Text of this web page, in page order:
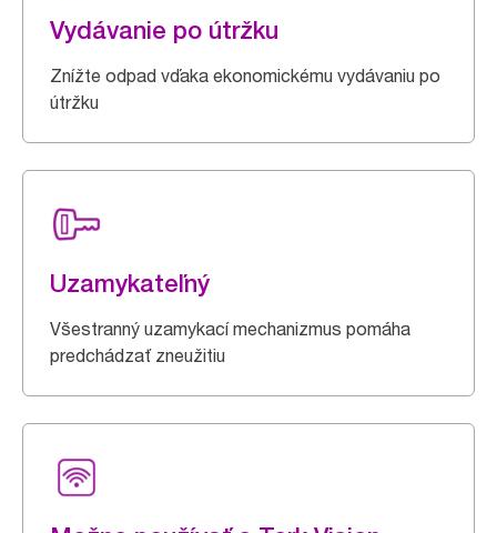
Vydávanie po útržku
Znížte odpad vďaka ekonomickému vydávaniu po
útržku
Uzamykateľný
Všestranný uzamykací mechanizmus pomáha
predchádzať zneužitiu